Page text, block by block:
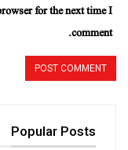
for the next time I
comment.
Popular Posts